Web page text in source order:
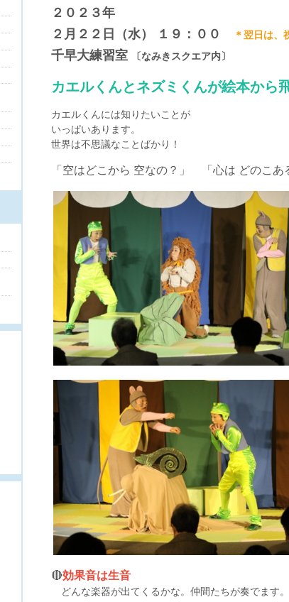
２０２３年
２月２２日（水） １９：００
＊翌日は、
千早大練習室 〔なみきスクエア内〕
カエルくんとネズミくんが絵本から
カエルくんには知りたいことが
いっぱいあります。
世界は不思議なことばかり！
「空はどこから 空なの？」 「心は どのこあ
🔴効果音は生音
どんな楽器が出てくるかな。仲間たちが奏でます。